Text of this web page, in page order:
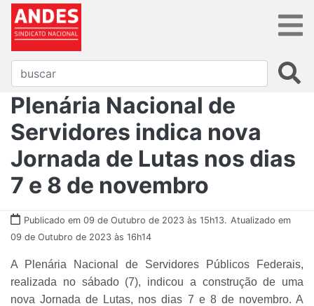
Plenária Nacional de
Servidores indica nova
Jornada de Lutas nos dias
7 e 8 de novembro
Publicado em 09 de Outubro de 2023 às 15h13. Atualizado em
09 de Outubro de 2023 às 16h14
A Plenária Nacional de Servidores Públicos Federais,
realizada no sábado (7), indicou a construção de uma
nova Jornada de Lutas, nos dias 7 e 8 de novembro. A